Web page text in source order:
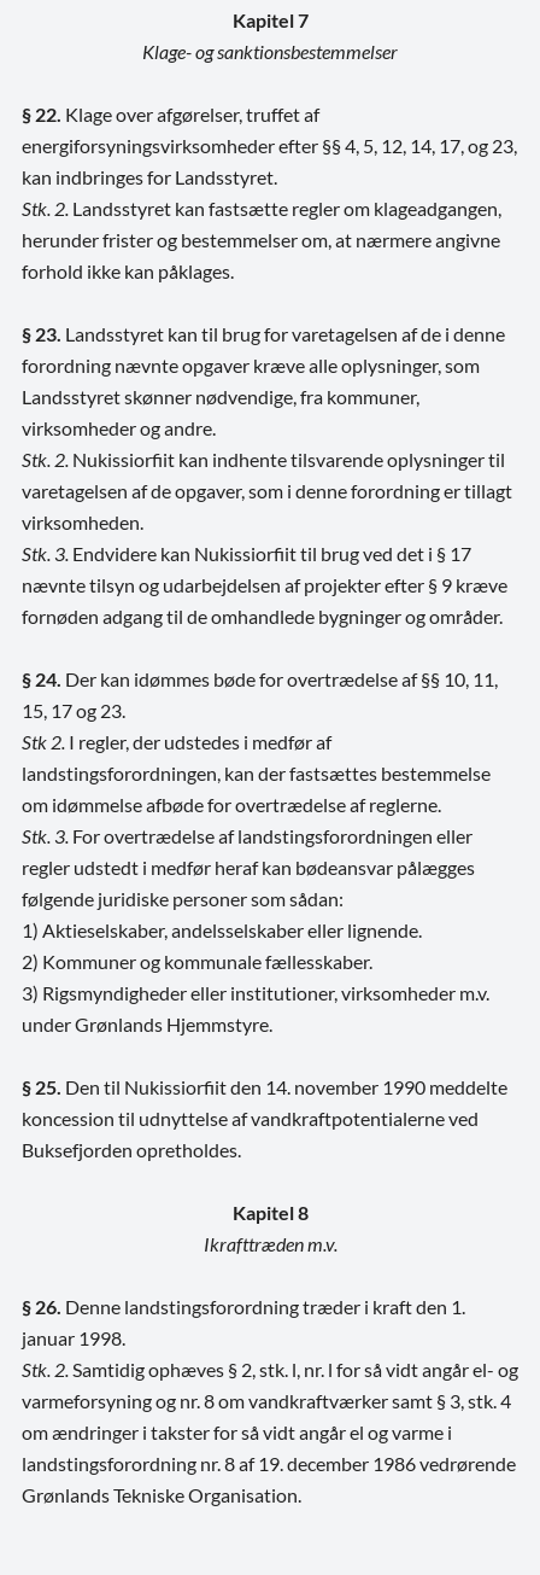
Kapitel 7
Klage- og sanktionsbestemmelser
§ 22. Klage over afgørelser, truffet af
energiforsyningsvirksomheder efter §§ 4, 5, 12, 14, 17, og 23,
kan indbringes for Landsstyret.
Stk. 2. Landsstyret kan fastsætte regler om klageadgangen,
herunder frister og bestemmelser om, at nærmere angivne
forhold ikke kan påklages.
§ 23. Landsstyret kan til brug for varetagelsen af de i denne
forordning nævnte opgaver kræve alle oplysninger, som
Landsstyret skønner nødvendige, fra kommuner,
virksomheder og andre.
Stk. 2. Nukissiorfiit kan indhente tilsvarende oplysninger til
varetagelsen af de opgaver, som i denne forordning er tillagt
virksomheden.
Stk. 3. Endvidere kan Nukissiorfiit til brug ved det i § 17
nævnte tilsyn og udarbejdelsen af projekter efter § 9 kræve
fornøden adgang til de omhandlede bygninger og områder.
§ 24. Der kan idømmes bøde for overtrædelse af §§ 10, 11,
15, 17 og 23.
Stk 2. I regler, der udstedes i medfør af
landstingsforordningen, kan der fastsættes bestemmelse
om idømmelse afbøde for overtrædelse af reglerne.
Stk. 3. For overtrædelse af landstingsforordningen eller
regler udstedt i medfør heraf kan bødeansvar pålægges
følgende juridiske personer som sådan:
1) Aktieselskaber, andelsselskaber eller lignende.
2) Kommuner og kommunale fællesskaber.
3) Rigsmyndigheder eller institutioner, virksomheder m.v.
under Grønlands Hjemmstyre.
§ 25. Den til Nukissiorfiit den 14. november 1990 meddelte
koncession til udnyttelse af vandkraftpotentialerne ved
Buksefjorden opretholdes.
Kapitel 8
Ikrafttræden m.v.
§ 26. Denne landstingsforordning træder i kraft den 1.
januar 1998.
Stk. 2. Samtidig ophæves § 2, stk. l, nr. l for så vidt angår el- og
varmeforsyning og nr. 8 om vandkraftværker samt § 3, stk. 4
om ændringer i takster for så vidt angår el og varme i
landstingsforordning nr. 8 af 19. december 1986 vedrørende
Grønlands Tekniske Organisation.